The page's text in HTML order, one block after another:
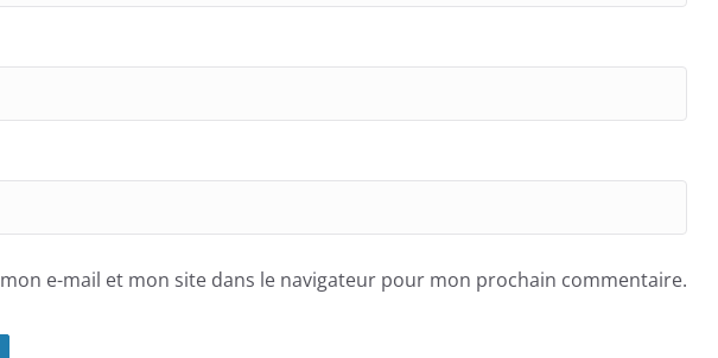
e-mail et mon site dans le navigateur pour mon prochain commentaire.